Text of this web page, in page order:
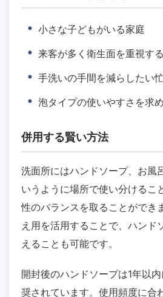
小さな子どもがいる家庭
来客が多く衛生面を重視す
手洗いの手間を減らしたい
泡タイプの使いやすさを求
併用する賢い方法
洗面所にはハンドソープ、お風
いうように場所で使い分けるこ
性のバランスを取ることができ
え用を活用することで、ハンド
えることも可能です。
開封後のハンドソープは1年以
奨されています。使用頻度に合